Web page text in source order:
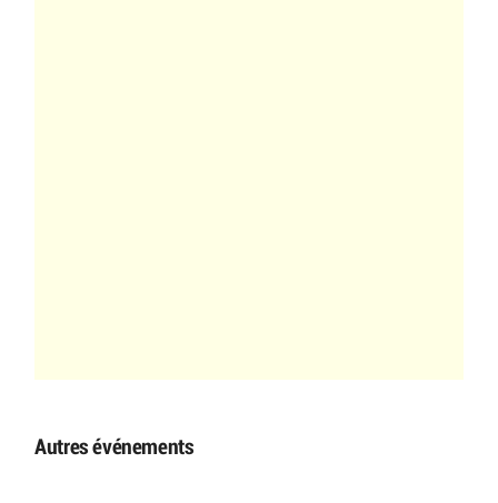
Autres événements